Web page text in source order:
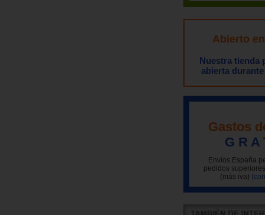
Abierto
Nuestra tienda
abierta
Gastos
G R A
Envíos España
pedidos
(más iva)